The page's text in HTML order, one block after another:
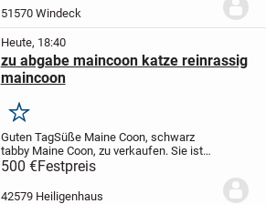
Woche wurden sie gegen Flöhe
behandelt.D...
51570 Windeck
Heute, 18:40
zu abgabe maincoon katze reinrassig
maincoon
Merken
Guten TagSüße Maine Coon, schwarz
tabby Maine Coon, zu verkaufen. Sie ist
eine herzensgute Mutter, sie hat einen
Wurf gehabt und versucht immer noch,
neue Menschen zu finden. Sie war erst
500 €Festpreis
42579 Heiligenhaus